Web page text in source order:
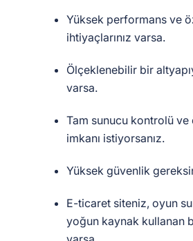
Yüksek performans ve
ihtiyaçlarınız varsa.
Ölçeklenebilir bir
varsa.
Tam sunucu kontrolü
imkanı istiyorsanız.
Yüksek güvenlik
E-ticaret siteniz, oyun
yoğun kaynak kullanan